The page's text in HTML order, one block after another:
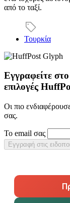
από το ταξί.
Τουρκία
Εγγραφείτε
επιλογές
Οι πιο
σας.
Το email σας
Εγγραφή στις